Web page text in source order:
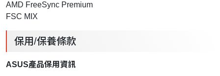
AMD FreeSync Premium
FSC MIX
保用/保養條款
ASUS產品保用資訊